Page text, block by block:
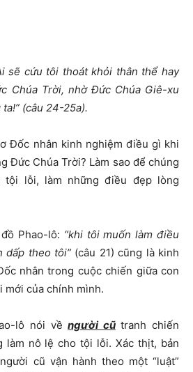
sẽ cứu tôi thoát khỏi thân thể hay
Chúa Trời, nhờ Đức Chúa Giê-xu
(câu 24-25a).
Đốc nhân kinh nghiệm điều gì khi
Đức Chúa Trời? Làm sao để chúng
tội lỗi, làm những điều đẹp lòng
Phao-lô: “khi tôi muốn làm điều
dấp theo tôi”(câu 21) cũng là kinh
nhân trong cuộc chiến giữa con
mới của chính mình.
lô nói vềngười cũtranh chiến
làm nô lệ cho tội lỗi. Xác thịt, bản
cũ vận hành theo một “luật”